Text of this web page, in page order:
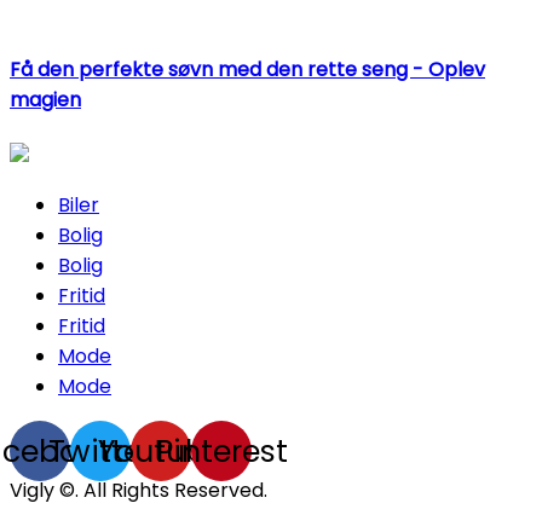
Få den perfekte søvn med den rette seng - Oplev
magien
Biler
Bolig
Bolig
Fritid
Fritid
Mode
Mode
TwitterYoutube
Pinterest
Vigly ©. All Rights Reserved.